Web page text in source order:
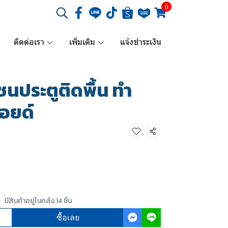
0
ติดต่อเรา เพิ่มเติม แจ้งชำระเงิน
นประตูติดพื้น ทำ
ยด์
แชร์
มีสินค้าอยู่ในคลัง 14 ชิ้น
ซื้อเลย